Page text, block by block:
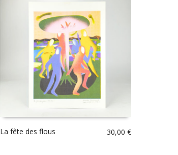
La fête des flous 30,00€